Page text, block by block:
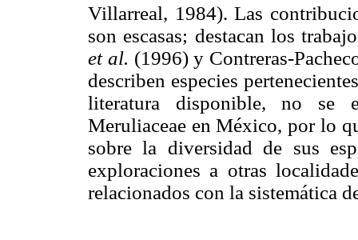
Villarreal, 1984). Las
son escasas; destacan los
et al. (1996) y Contreras-
describen especies
literatura disponible, no se
Meruliaceae en México, por lo
sobre la diversidad de sus
exploraciones a otras
relacionados con la sistemática